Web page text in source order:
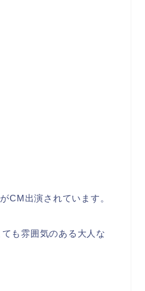
CM出演されています。
も雰囲気のある大人な